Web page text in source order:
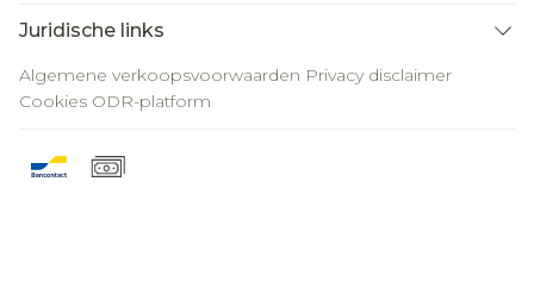
Juridische links
Algemene verkoopsvoorwaarden Privacy disclaimer
Cookies ODR-platform